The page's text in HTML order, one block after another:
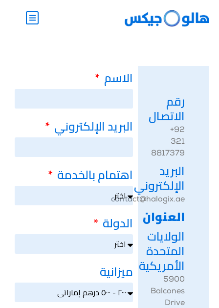
رقم
الاتصال
‎+92
321
8817379
البريد
الإلكتروني
contact@halogix.ae
العنوان
الولايات
المتحدة
الأمريكية
‎5900
Balcones
Drive
الاسم
البريد الإلكتروني
اهتمام بالخدمة
الدولة
ميزانية